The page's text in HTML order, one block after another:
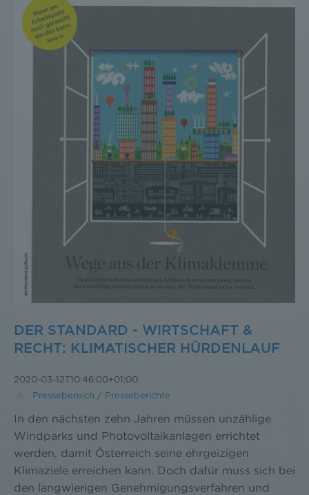
DER STANDARD - WIRTSCHAFT &
RECHT: KLIMATISCHER HÜRDENLAUF
2020-03-12T10:46:00+01:00
Pressebereich / Presseberichte
In den nächsten zehn Jahren müssen unzählige
Windparks und Photovoltaikanlagen errichtet
werden, damit Österreich seine ehrgeizigen
Klimaziele erreichen kann. Doch dafür muss sich bei
den langwierigen Genehmigungsverfahren und